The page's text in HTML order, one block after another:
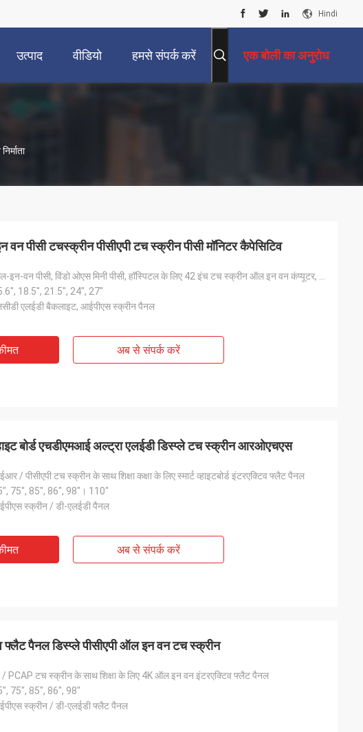
Hindi
उत्पाद वीडियो हमसे संपर्क करें एक बोली का अनुरोध
पीसी टचस्क्रीन पीसीएपी टच स्क्रीन पीसी मॉनिटर कैपेसिटिव
18.5", 21.5", 24", 27"
एलईडी बैकलाइट, आईपीएस स्क्रीन पैनल
अब से संपर्क करें
बोर्ड एचडीएमआई अल्ट्रा एलईडी डिस्प्ले टच स्क्रीन आरओएचएस
/ पीसीएपी टच स्क्रीन के साथ शिक्षा कक्षा के लिए स्मार्ट व्हाइटबोर्ड इंटरएक्टिव फ्लैट पैनल
75", 85", 86", 98"। 110"
स्क्रीन / डी-एलईडी पैनल
अब से संपर्क करें
फ्लैट पैनल डिस्प्ले पीसीएपी ऑल इन वन टच स्क्रीन
/ PCAP टच स्क्रीन के साथ शिक्षा के लिए 4K ऑल इन वन इंटरएक्टिव फ्लैट पैनल
75", 85", 86", 98"
स्क्रीन / डी-एलईडी फ्लैट पैनल